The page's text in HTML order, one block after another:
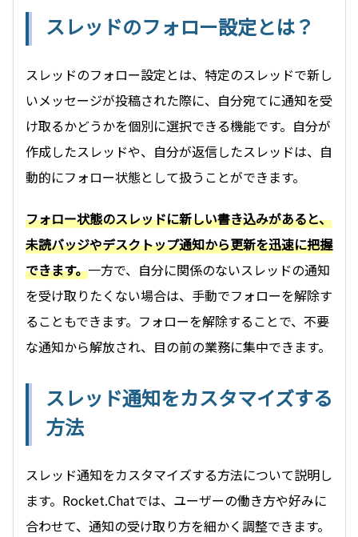
スレッドのフォロー設定とは？
スレッドのフォロー設定とは、特定のスレッドで新し
いメッセージが投稿された際に、自分宛てに通知を受
け取るかどうかを個別に選択できる機能です。自分が
作成したスレッドや、自分が返信したスレッドは、自
動的にフォロー状態として扱うことができます。
フォロー状態のスレッドに新しい書き込みがあると、
未読バッジやデスクトップ通知から更新を迅速に把握
できます。一方で、自分に関係のないスレッドの通知
を受け取りたくない場合は、手動でフォローを解除す
ることもできます。フォローを解除することで、不要
な通知から解放され、目の前の業務に集中できます。
スレッド通知をカスタマイズする
方法
スレッド通知をカスタマイズする方法について説明し
ます。Rocket.Chatでは、ユーザーの働き方や好みに
合わせて、通知の受け取り方を細かく調整できます。